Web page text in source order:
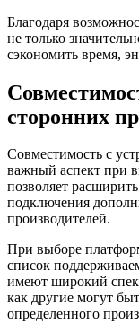
Благодаря
не только
сэкономить время,
сторонних
Совместимость с
важный аспект при
позволяет
подключения
производителей.
При выборе
список
имеют широкий
как другие могут
определенного